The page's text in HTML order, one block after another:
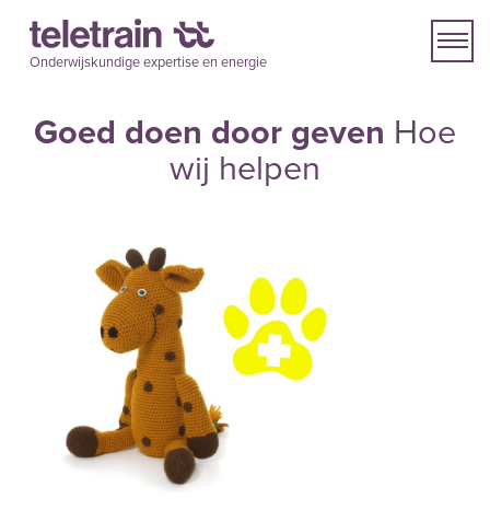
Onderwijskundige expertise en energie
Goed doen door geven Hoe
wij helpen